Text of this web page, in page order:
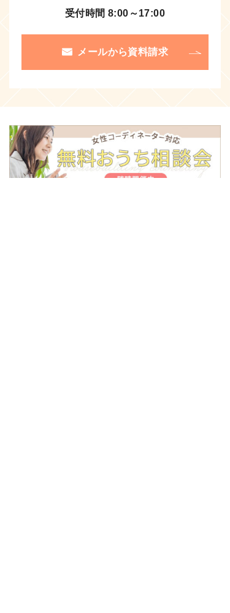
受付時間 8:00～17:00
メールから資料請求